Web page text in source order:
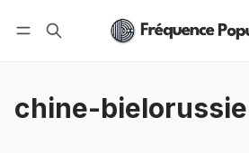
Nous soutenir
chine-bielorussie